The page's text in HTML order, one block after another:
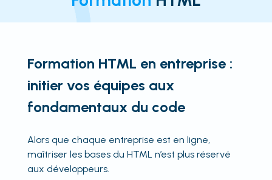
Formation HTML en entreprise :
initier vos équipes aux
fondamentaux du code
Alors que chaque entreprise est en ligne,
maîtriser les bases du HTML n’est plus réservé
aux développeurs.